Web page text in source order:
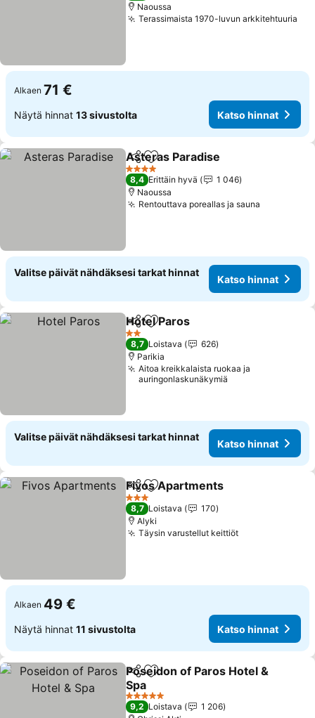
Naoussa
Terassimaista 1970-luvun arkkitehtuuria
Alkaen 71 €
Näytä hinnat 13 sivustolta Katso hinnat
Jaa Lisää suosikkeihin
Asteras Paradise
4 Tähtiluokitus
8,4 Erittäin hyvä
1 046
Naoussa
Rentouttava poreallas ja sauna
Valitse päivät nähdäksesi tarkat hinnat
Katso hinnat
Jaa Lisää suosikkeihin
Hotel Paros
2 Tähtiluokitus
8,7 Loistava
626
Parikia
Aitoa kreikkalaista ruokaa ja
auringonlaskunäkymiä
Valitse päivät nähdäksesi tarkat hinnat
Katso hinnat
Jaa Lisää suosikkeihin
Fivos Apartments
3 Tähtiluokitus
8,7 Loistava
170
Alyki
Täysin varustellut keittiöt
Alkaen 49 €
Näytä hinnat 11 sivustolta Katso hinnat
Jaa Lisää suosikkeihin
Poseidon of Paros Hotel &
Spa
5 Tähtiluokitus
9,2 Loistava
1 206